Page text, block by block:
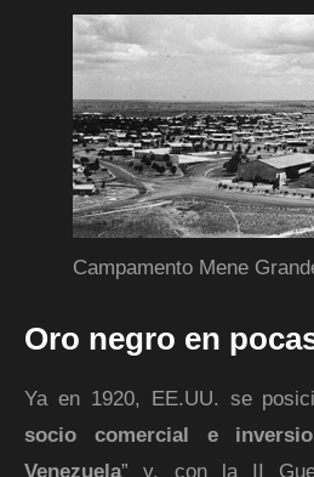
Campamento Mene
Oro negro en
Ya en 1920, EE.UU. se
socio comercial e
Venezuela” y, con la II